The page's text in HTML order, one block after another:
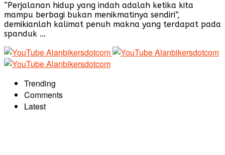
“Perjalanan hidup yang indah adalah ketika kita
mampu berbagi bukan menikmatinya sendiri”,
demikianlah kalimat penuh makna yang terdapat pada
spanduk ...
Trending
Comments
Latest